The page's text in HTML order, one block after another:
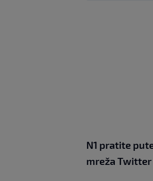
N1 pratite
mreža Twitter